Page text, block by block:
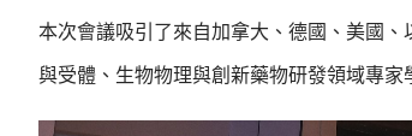
本次會議吸引了來自加拿大、德國、美國
與受體、生物物理與創新藥物研發領域專家